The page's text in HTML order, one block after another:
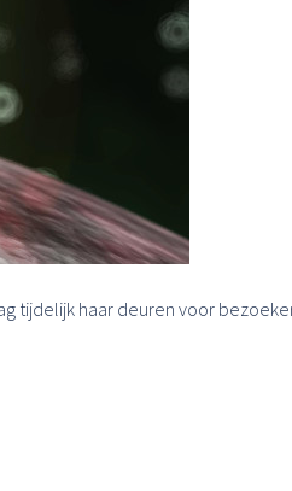
tijdelijk haar deuren voor